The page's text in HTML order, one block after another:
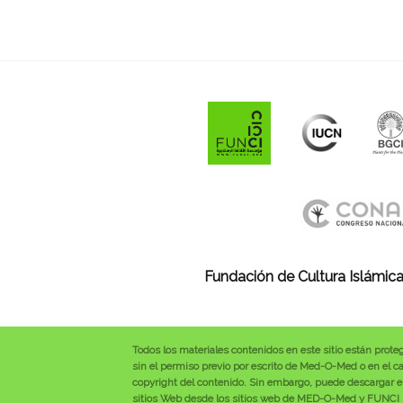
Fundación de Cultura
Todos los materiales contenidos en este sitio están
sin el permiso previo por escrito de Med-O-Med o en el
copyright del contenido. Sin embargo, puede descargar
sitios Web desde los sitios web de MED-O-Med y